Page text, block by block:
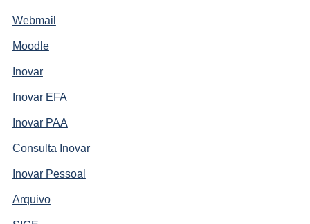
Webmail
Moodle
Inovar
Inovar EFA
Inovar PAA
Consulta Inovar
Inovar Pessoal
Arquivo